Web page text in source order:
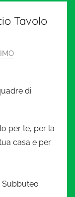
Tavolo
di
per te, per la
casa e per
Subbuteo